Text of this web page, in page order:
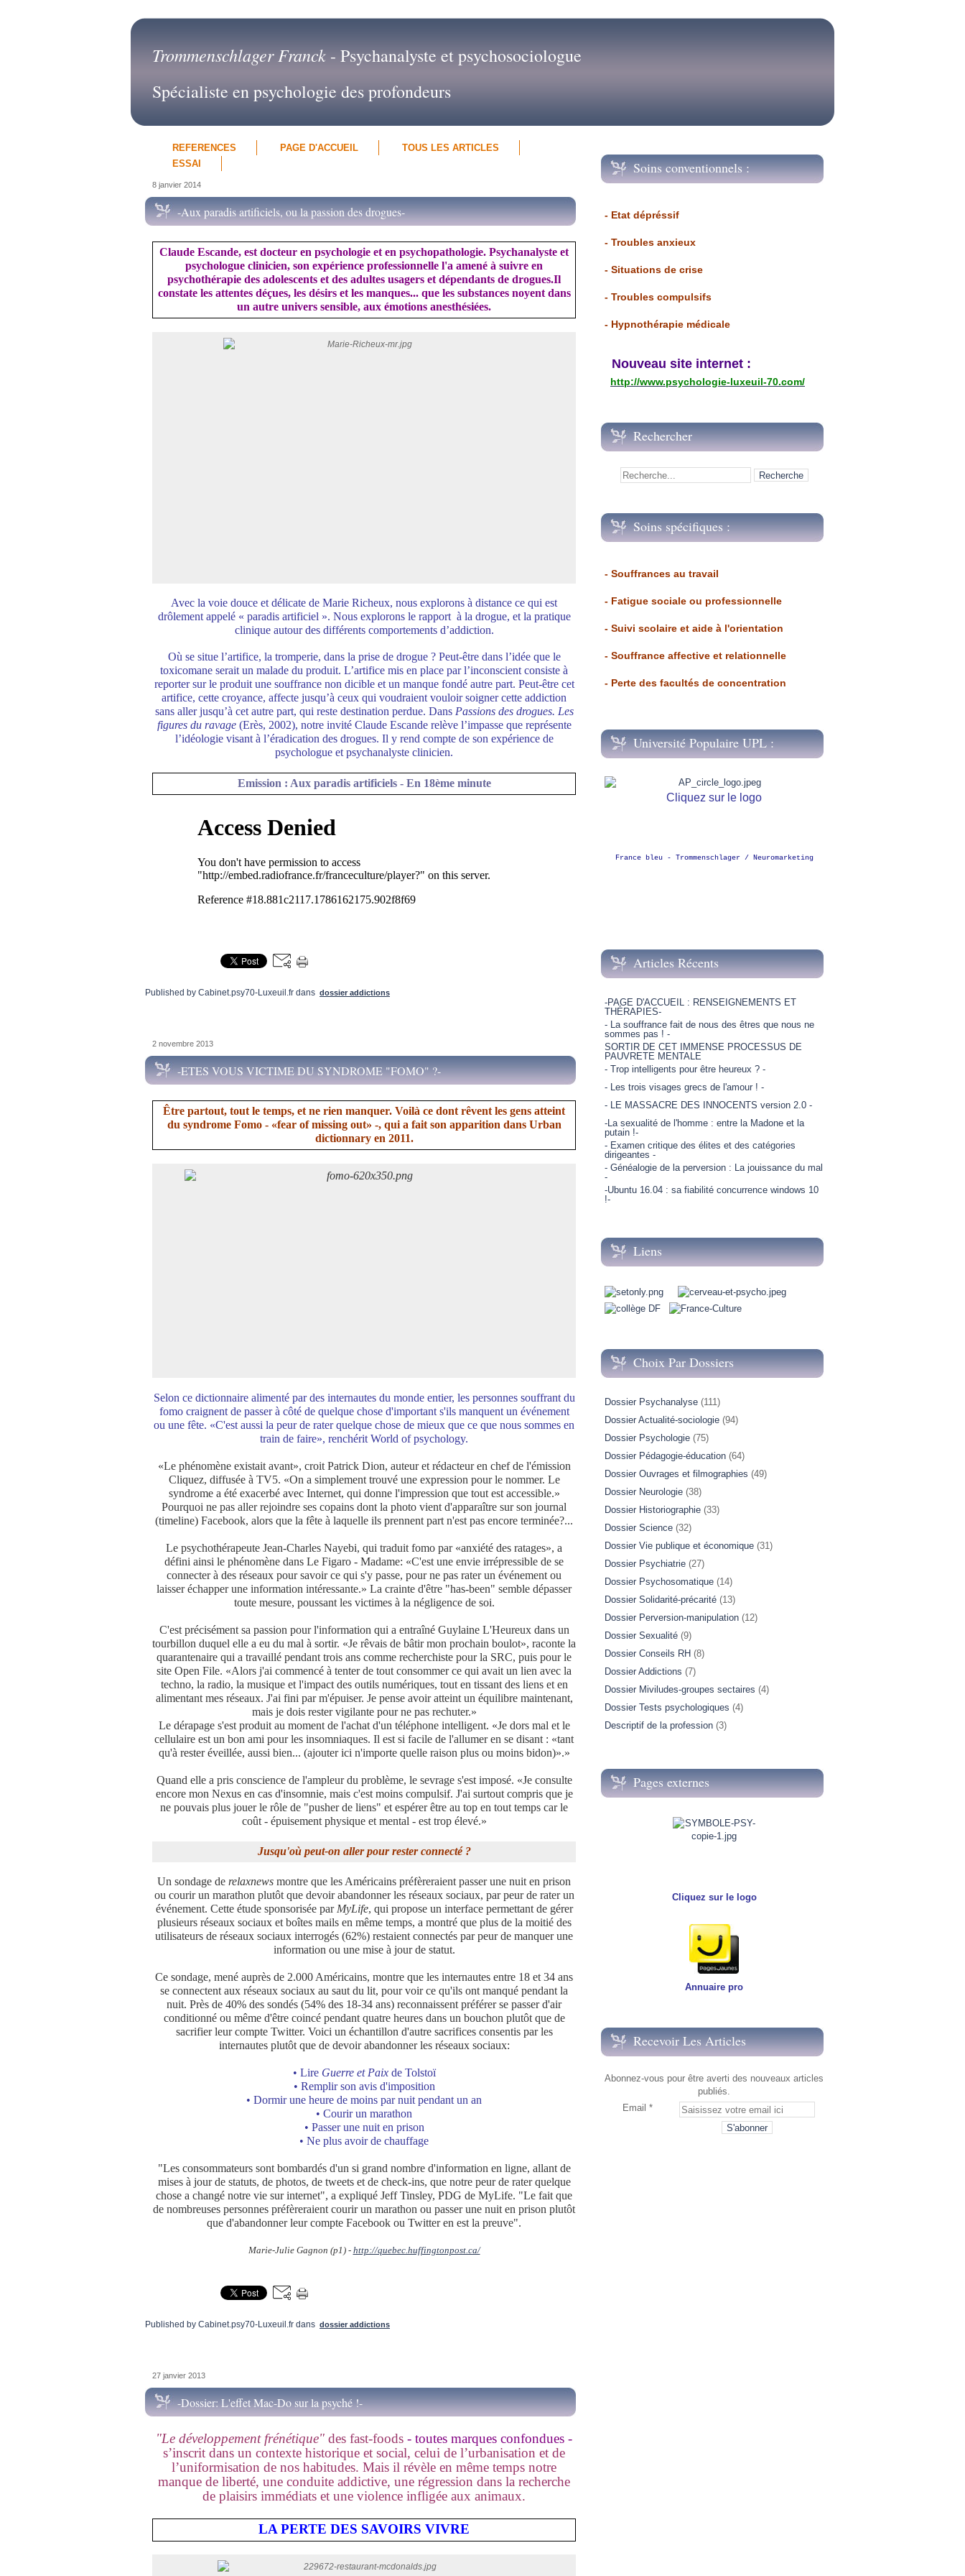
Trommenschlager Franck- Psychanalyste et psychosociologue
Spécialiste en psychologie des profondeurs
REFERENCES PAGE D'ACCUEIL
TOUS LES ARTICLES
ESSAI
8 janvier 2014
-Aux paradis artificiels, ou la passion des drogues-
Claude Escande, est docteur en psychologie et en psychopathologie. Psychanalyste et
psychologue clinicien, son expérience professionnelle l'a amené à suivre en
psychothérapie des adolescents et des adultes usagers et dépendants de drogues.Il
constate les attentes déçues, les désirs et les manques... que les substances noyent dans
un autre univers sensible, aux émotions anesthésiées.
Avec la voie douce et délicate de Marie Richeux, nous explorons à distance ce qui est
drôlement appelé « paradis artificiel ». Nous explorons le rapport à la drogue, et la pratique
clinique autour des différents comportements d’addiction.
Où se situe l’artifice, la tromperie, dans la prise de drogue ? Peut-être dans l’idée que le
toxicomane serait un malade du produit. L’artifice mis en place par l’inconscient consiste à
reporter sur le produit une souffrance non dicible et un manque fondé autre part. Peut-être cet
artifice, cette croyance, affecte jusqu’à ceux qui voudraient vouloir soigner cette addiction
sans aller jusqu’à cet autre part, qui reste destination perdue. Dans Passions des drogues. Les
figures du ravage(Erès, 2002), notre invité Claude Escande relève l’impasse que représente
l’idéologie visant à l’éradication des drogues. Il y rend compte de son expérience de
psychologue et psychanalyste clinicien.
Emission : Aux paradis artificiels - En 18ème minute
Published by Cabinet.psy70-Luxeuil.fr dans dossier addictions
2 novembre 2013
-ETES VOUS VICTIME DU SYNDROME "FOMO" ?-
Être partout, tout le temps, et ne rien manquer. Voilà ce dont rêvent les gens atteint
du syndrome Fomo - «fear of missing out» -, qui a fait son apparition dans Urban
dictionnary en 2011.
Selon ce dictionnaire alimenté par des internautes du monde entier, les personnes souffrant du
fomo craignent de passer à côté de quelque chose d'important s'ils manquent un événement
ou une fête. «C'est aussi la peur de rater quelque chose de mieux que ce que nous sommes en
train de faire», renchérit World of psychology.
«Le phénomène existait avant», croit Patrick Dion, auteur et rédacteur en chef de l'émission
Cliquez, diffusée à TV5. «On a simplement trouvé une expression pour le nommer. Le
syndrome a été exacerbé avec Internet, qui donne l'impression que tout est accessible.»
Pourquoi ne pas aller rejoindre ses copains dont la photo vient d'apparaître sur son journal
(timeline) Facebook, alors que la fête à laquelle ils prennent part n'est pas encore terminée?...
Le psychothérapeute Jean-Charles Nayebi, qui traduit fomo par «anxiété des ratages», a
défini ainsi le phénomène dans Le Figaro - Madame: «C'est une envie irrépressible de se
connecter à des réseaux pour savoir ce qui s'y passe, pour ne pas rater un événement ou
laisser échapper une information intéressante.» La crainte d'être "has-been" semble dépasser
toute mesure, poussant les victimes à la négligence de soi.
C'est précisément sa passion pour l'information qui a entraîné Guylaine L'Heureux dans un
tourbillon duquel elle a eu du mal à sortir. «Je rêvais de bâtir mon prochain boulot», raconte la
quarantenaire qui a travaillé pendant trois ans comme recherchiste pour la SRC, puis pour le
site Open File. «Alors j'ai commencé à tenter de tout consommer ce qui avait un lien avec la
techno, la radio, la musique et l'impact des outils numériques, tout en tissant des liens et en
alimentant mes réseaux. J'ai fini par m'épuiser. Je pense avoir atteint un équilibre maintenant,
mais je dois rester vigilante pour ne pas rechuter.»
Le dérapage s'est produit au moment de l'achat d'un téléphone intelligent. «Je dors mal et le
cellulaire est un bon ami pour les insomniaques. Il est si facile de l'allumer en se disant : «tant
qu'à rester éveillée, aussi bien... (ajouter ici n'importe quelle raison plus ou moins bidon)».»
Quand elle a pris conscience de l'ampleur du problème, le sevrage s'est imposé. «Je consulte
encore mon Nexus en cas d'insomnie, mais c'est moins compulsif. J'ai surtout compris que je
ne pouvais plus jouer le rôle de "pusher de liens" et espérer être au top en tout temps car le
coût - épuisement physique et mental - est trop élevé.»
Jusqu'où peut-on aller pour rester connecté ?
Un sondage de relaxnews montre que les Américains préfèreraient passer une nuit en prison
ou courir un marathon plutôt que devoir abandonner les réseaux sociaux, par peur de rater un
événement. Cette étude sponsorisée par MyLife, qui propose un interface permettant de gérer
plusieurs réseaux sociaux et boîtes mails en même temps, a montré que plus de la moitié des
utilisateurs de réseaux sociaux interrogés (62%) restaient connectés par peur de manquer une
information ou une mise à jour de statut.
Ce sondage, mené auprès de 2.000 Américains, montre que les internautes entre 18 et 34 ans
se connectent aux réseaux sociaux au saut du lit, pour voir ce qu'ils ont manqué pendant la
nuit. Près de 40% des sondés (54% des 18-34 ans) reconnaissent préférer se passer d'air
conditionné ou même d'être coincé pendant quatre heures dans un bouchon plutôt que de
sacrifier leur compte Twitter. Voici un échantillon d'autre sacrifices consentis par les
internautes plutôt que de devoir abandonner les réseaux sociaux:
• Lire Guerre et Paixde Tolstoï
• Remplir son avis d'imposition
• Dormir une heure de moins par nuit pendant un an
• Courir un marathon
• Passer une nuit en prison
• Ne plus avoir de chauffage
"Les consommateurs sont bombardés d'un si grand nombre d'information en ligne, allant de
mises à jour de statuts, de photos, de tweets et de check-ins, que notre peur de rater quelque
chose a changé notre vie sur internet", a expliqué Jeff Tinsley, PDG de MyLife. "Le fait que
de nombreuses personnes préfèreraient courir un marathon ou passer une nuit en prison plutôt
que d'abandonner leur compte Facebook ou Twitter en est la preuve".
Marie-Julie Gagnon (p1) - http://quebec.huffingtonpost.ca/
Published by Cabinet.psy70-Luxeuil.fr dans dossier addictions
27 janvier 2013
-Dossier: L'effet Mac-Do sur la psyché !-
"Le développement frénétique" des fast-foods - toutes marques confondues -
s’inscrit dans un contexte historique et social, celui de l’urbanisation et de
l’uniformisation de nos habitudes. Mais il révèle en même temps notre
manque de liberté, une conduite addictive, une régression dans la recherche
de plaisirs immédiats et une violence infligée aux animaux.
LA PERTE DES SAVOIRS VIVRE
Soins conventionnels :
- Etat dépréssif
- Troubles anxieux
- Situations de crise
- Troubles compulsifs
- Hypnothérapie médicale
Nouveau site internet :
http://www.psychologie-luxeuil-70.com/
Rechercher
Soins spécifiques :
- Souffrances au travail
- Fatigue sociale ou professionnelle
- Suivi scolaire et aide à l'orientation
- Souffrance affective et relationnelle
- Perte des facultés de concentration
Université Populaire UPL :
Cliquez sur le logo
France bleu - Trommenschlager / Neuromarketing
Articles Récents
-PAGE D'ACCUEIL : RENSEIGNEMENTS ET
THÉRAPIES-
- La souffrance fait de nous des êtres que nous ne
sommes pas ! -
SORTIR DE CET IMMENSE PROCESSUS DE
PAUVRETE MENTALE
- Trop intelligents pour être heureux ? -
- Les trois visages grecs de l'amour ! -
- LE MASSACRE DES INNOCENTS version 2.0 -
-La sexualité de l'homme : entre la Madone et la
putain !-
- Examen critique des élites et des catégories
dirigeantes -
- Généalogie de la perversion : La jouissance du mal
-
-Ubuntu 16.04 : sa fiabilité concurrence windows 10
!-
Liens
Choix Par Dossiers
Dossier Psychanalyse (111)
Dossier Actualité-sociologie (94)
Dossier Psychologie (75)
Dossier Pédagogie-éducation (64)
Dossier Ouvrages et filmographies (49)
Dossier Neurologie (38)
Dossier Historiographie (33)
Dossier Science (32)
Dossier Vie publique et économique (31)
Dossier Psychiatrie (27)
Dossier Psychosomatique (14)
Dossier Solidarité-précarité (13)
Dossier Perversion-manipulation (12)
Dossier Sexualité (9)
Dossier Conseils RH (8)
Dossier Addictions (7)
Dossier Miviludes-groupes sectaires (4)
Dossier Tests psychologiques (4)
Descriptif de la profession (3)
Pages externes
Cliquez sur le logo
Annuaire pro
Recevoir Les Articles
Abonnez-vous pour être averti des nouveaux articles
publiés.
Email